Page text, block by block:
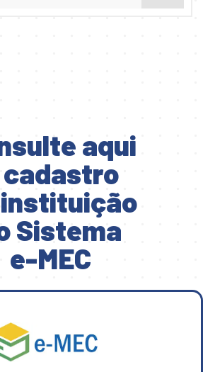
aqui
cadastro
Sistema
e-MEC